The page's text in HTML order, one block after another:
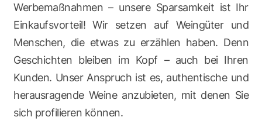
Werbemaßnahmen – unsere Sparsamkeit ist Ihr
Einkaufsvorteil! Wir setzen auf Weingüter und
Menschen, die etwas zu erzählen haben. Denn
Geschichten bleiben im Kopf – auch bei Ihren
Kunden. Unser Anspruch ist es, authentische und
herausragende Weine anzubieten, mit denen Sie
sich profilieren können.